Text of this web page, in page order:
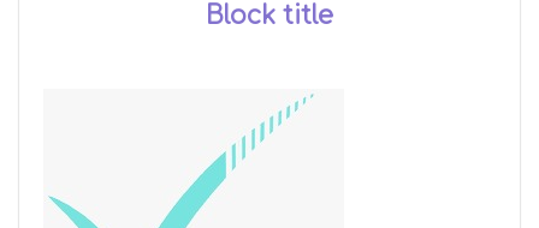
Block title